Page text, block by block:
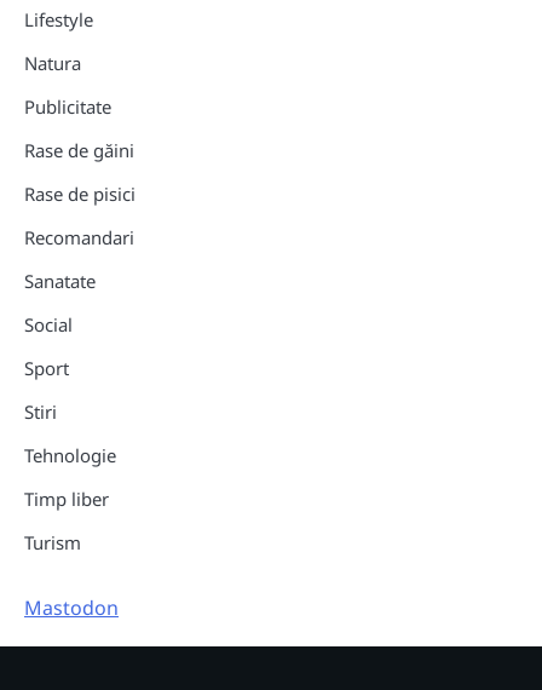
Lifestyle
Natura
Publicitate
Rase de găini
Rase de pisici
Recomandari
Sanatate
Social
Sport
Stiri
Tehnologie
Timp liber
Turism
Mastodon